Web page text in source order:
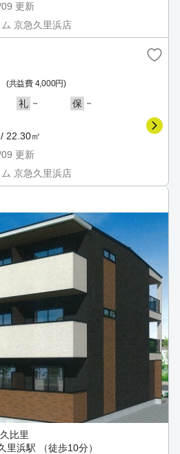
更新
京急久里浜店
(共益費 4,000円)
礼 － 保 －
22.30㎡
更新
京急久里浜店
比里
里浜駅 （徒歩10分）